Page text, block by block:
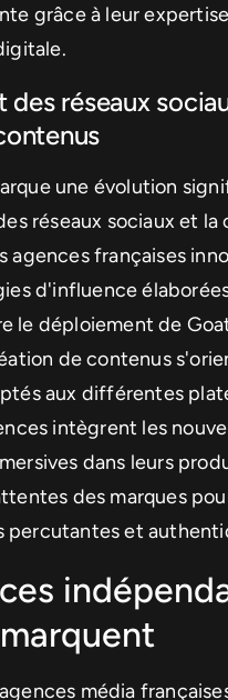
grâce à leur
des réseaux
une évolution
réseaux sociaux et la
agences françaises
d'influence
le déploiement de
de contenus
aux différentes
intègrent les
dans leurs
des marques
percutantes et
média